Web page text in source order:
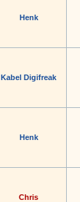
Henk
Kabel Digifreak
Henk
Chris